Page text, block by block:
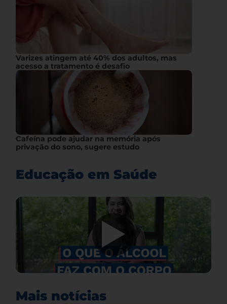
Varizes atingem até 40% dos adultos, mas
acesso a tratamento é desafio
Cafeína pode ajudar na memória após
privação do sono, sugere estudo
Educação em Saúde
Mais notícias